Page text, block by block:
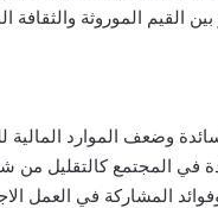
بين القيم الموروثة والثقافة
وضعف الموارد المالية
في المجتمع كالتقليل من
المشاركة في العمل